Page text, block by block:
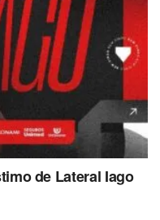
de Lateral Iago